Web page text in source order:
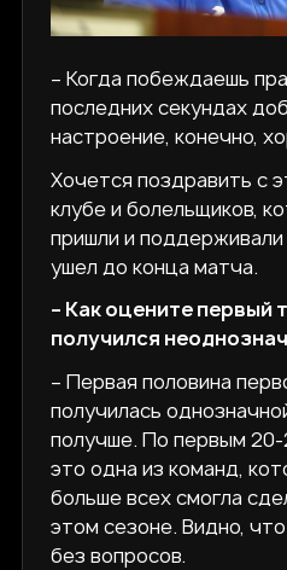
– Когда побеждаешь
последних секундах
настроение, конечно,
Хочется поздравить с
клубе и болельщиков,
пришли и поддерживали
ушел до конца матча.
– Как оцените первый
получился
– Первая половина
получилась
получше. По первым
это одна из команд,
больше всех смогла
этом сезоне. Видно,
без вопросов.